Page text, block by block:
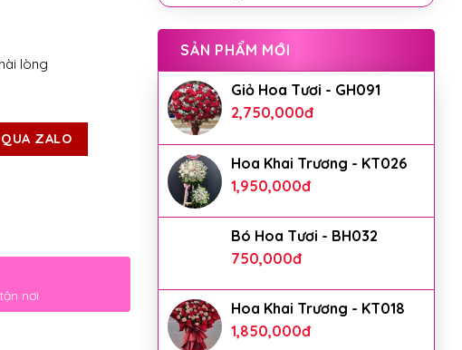
SẢN PHẨM MỚI
Giỏ Hoa Tươi - GH091
2,750,000đ
Hoa Khai Trương - KT026
1,950,000đ
Bó Hoa Tươi - BH032
750,000đ
Hoa Khai Trương - KT018
1,850,000đ
lòng
ZALO
nơi